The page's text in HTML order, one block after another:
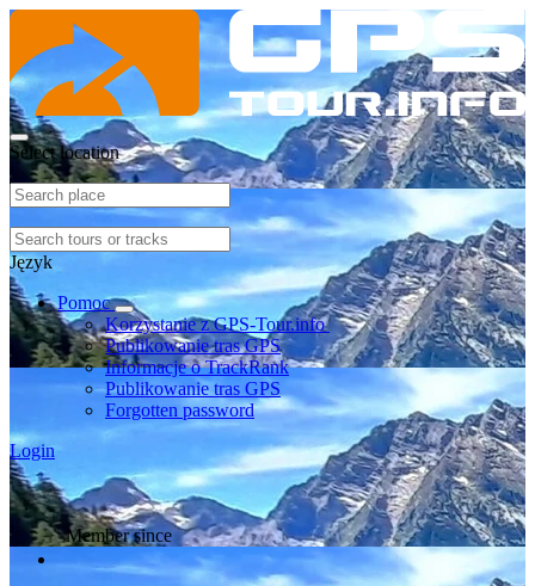
Select location
Język
Pomoc
Korzystanie z GPS-Tour.info
Publikowanie tras GPS
Informacje o TrackRank
Publikowanie tras GPS
Forgotten password
Login
Member since